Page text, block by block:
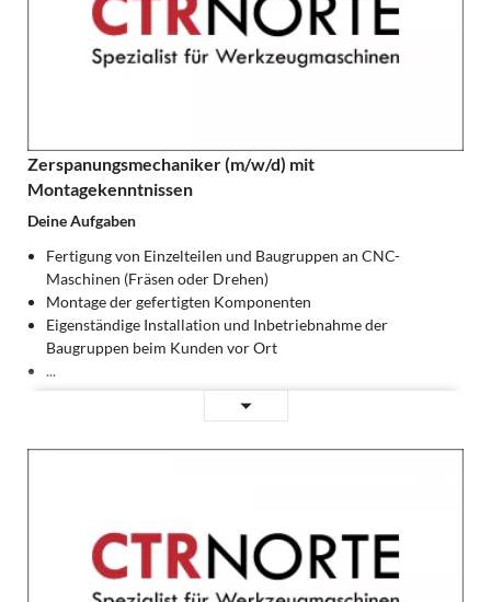
Zerspanungsmechaniker (m/w/d) mit
Montagekenntnissen
Deine Aufgaben
Fertigung von Einzelteilen und Baugruppen an CNC-
Maschinen (Fräsen oder Drehen)
Montage der gefertigten Komponenten
Eigenständige Installation und Inbetriebnahme der
Baugruppen beim Kunden vor Ort
...
Zerspanungsmechaniker
mit